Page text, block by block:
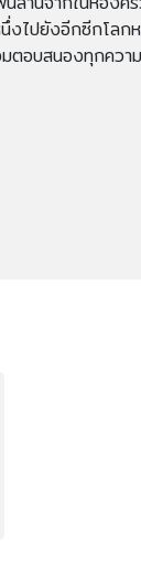
นึ่งไปยังอีกซีกโ
ตอบสนองทุกคว